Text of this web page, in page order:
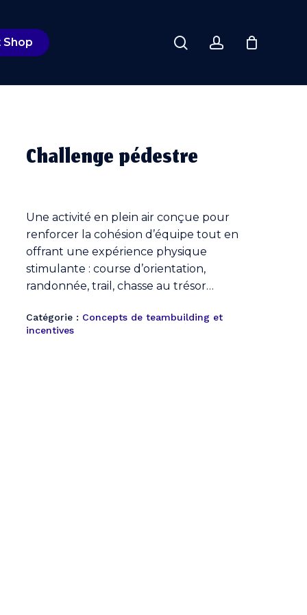
Shop searchaccount
Challenge pédestre
Une activité en plein air conçue pour
renforcer la cohésion d’équipe tout en
offrant une expérience physique
stimulante : course d’orientation,
randonnée, trail, chasse au trésor…
Catégorie : Concepts de teambuilding et
incentives